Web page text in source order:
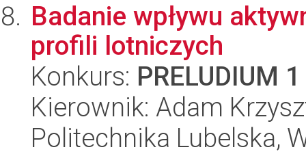
Badanie wpływu
profili lotniczych
Konkurs: PRELUDIUM 1
Kierownik: Adam
Politechnika Lubelska,